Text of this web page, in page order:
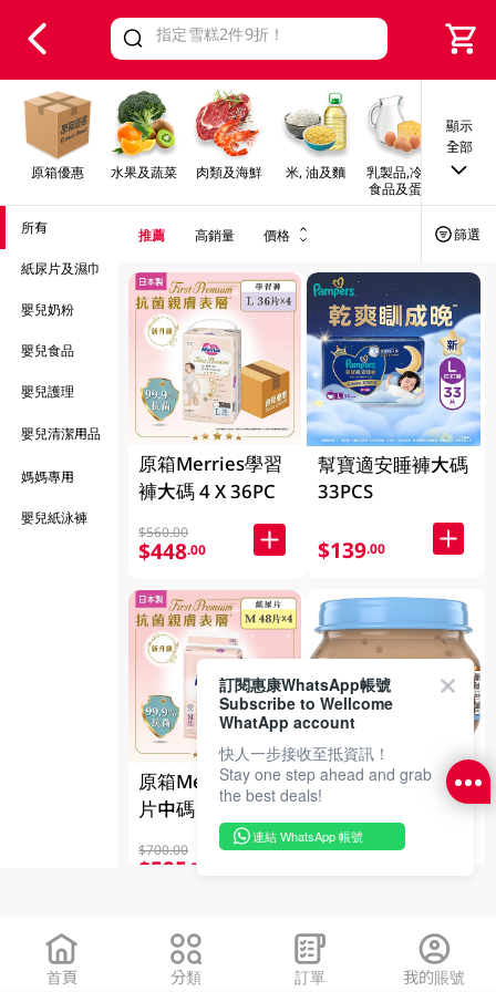
Valid Until 30 June 2026
原箱優惠 水果及蔬菜 肉類及海鮮 米, 油及麵
乳製品,冷凍
食品及蛋類
早餐
顯示
全部
所有
紙尿片及濕巾
嬰兒奶粉
嬰兒食品
嬰兒護理
嬰兒清潔用品
媽媽專用
嬰兒紙泳褲
推薦 高銷量 價格 篩選
原箱Merries學習
褲大碼 4 X 36PC
$560.00
$448.00
原箱Merries 紙尿
片中碼 4 x 48片
$700.00
$595 .00
幫寶適安睡褲大碼
33PCS
$139.00
嘉寶雞肉 2.5OZ
$16.50
首頁 分類 訂單 我的賬號
訂閱惠康WhatsApp帳號
Subscribe to Wellcome
WhatApp account
快人一步接收至抵資訊！
Stay one step ahead and grab
the best deals!
連結 WhatsApp 帳號